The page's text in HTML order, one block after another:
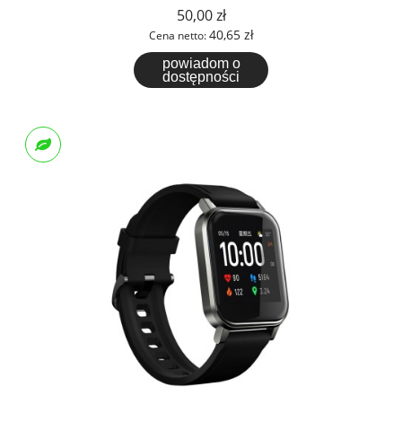
50,00 zł
Cena netto:40,65 zł
powiadom o
dostępności